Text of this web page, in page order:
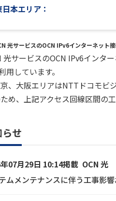
本エリア：
光サービスのOCN IPv6インターネット
光サービスのOCN IPv6インタ
用しています。
京、大阪エリアはNTTドコモビ
め、上記アクセス回線区間の
せ
07月29日 10:14掲載 OCN 光
ムメンテナンスに伴う工事影